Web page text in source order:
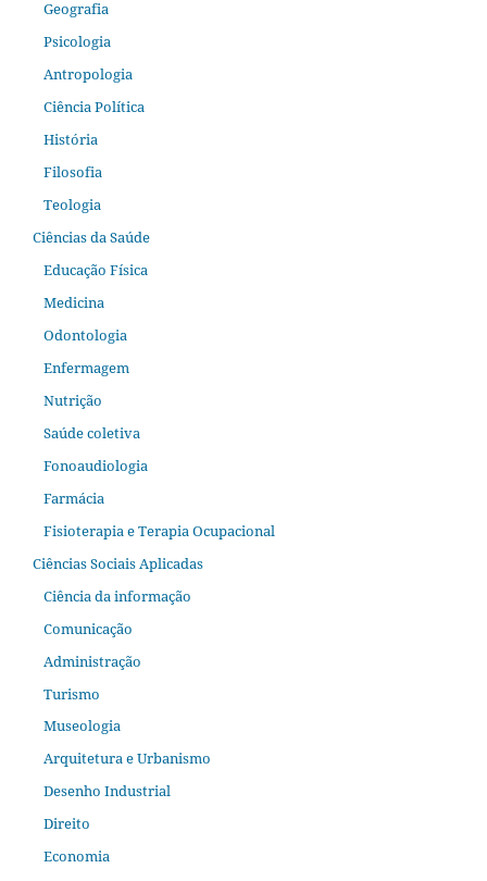
Geografia
Psicologia
Antropologia
Ciência Política
História
Filosofia
Teologia
Ciências da Saúde
Educação Física
Medicina
Odontologia
Enfermagem
Nutrição
Saúde coletiva
Fonoaudiologia
Farmácia
Fisioterapia e Terapia Ocupacional
Ciências Sociais Aplicadas
Ciência da informação
Comunicação
Administração
Turismo
Museologia
Arquitetura e Urbanismo
Desenho Industrial
Direito
Economia